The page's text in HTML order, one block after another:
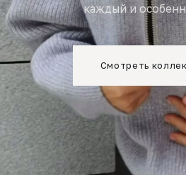
каждый и
Смотреть